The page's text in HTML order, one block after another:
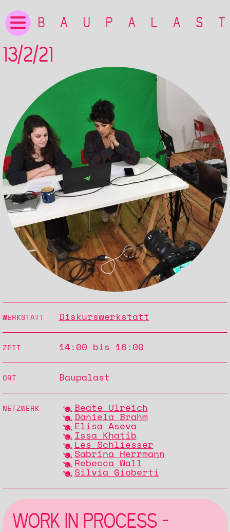
13/2/21
WERKSTATT Diskurswerkstatt
ZEIT 14:00 bis 16:00
ORT Baupalast
NETZWERK
Beate Ulreich
Daniela Brahm
Elisa Aseva
Issa Khatib
Les Schliesser
Sabrina Herrmann
Rebecca Wall
Silvia Gioberti
WORK IN PROCESS –